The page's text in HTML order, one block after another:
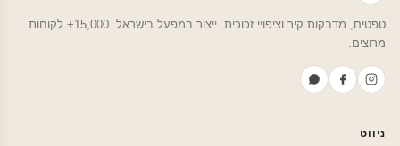
טפטים, מדבקות קיר וציפויי זכוכית. ייצור במפעל בישראל. 15,000+ לקוחות
מרוצים.
ניווט